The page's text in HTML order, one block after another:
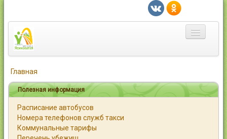
Город
Статьи
Каталог
Главная
Полезная информация
Расписание автобусов
Номера телефонов служб такси
Коммунальные тарифы